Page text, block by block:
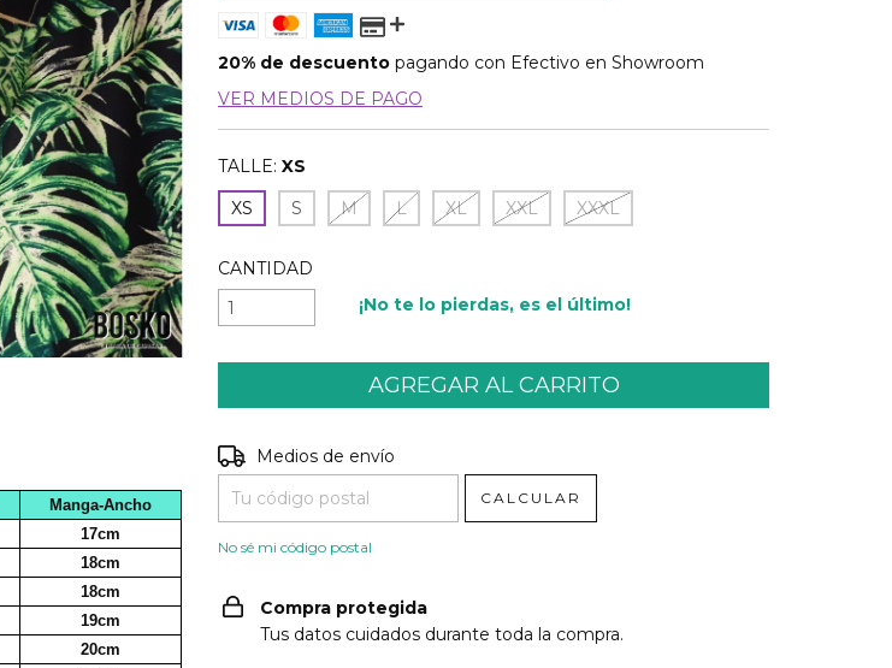
Manga-Ancho
17cm
18cm
18cm
19cm
20cm
20% de descuento pagando con Efectivo en Showroom
VER MEDIOS DE PAGO
TALLE: XS
XS
S M L XL XXL XXXL
CANTIDAD
¡No te lo pierdas, es el último!
Entregas para el CP:
Medios de envío
CALCULAR
No sé mi código postal
Compra protegida
Tus datos cuidados durante toda la compra.